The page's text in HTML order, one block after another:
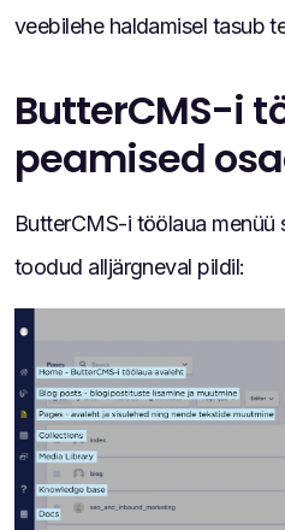
veebilehe haldamisel tasub
ButterCMS-i
peamised
ButterCMS-i töölaua menüü
toodud alljärgneval pildil: